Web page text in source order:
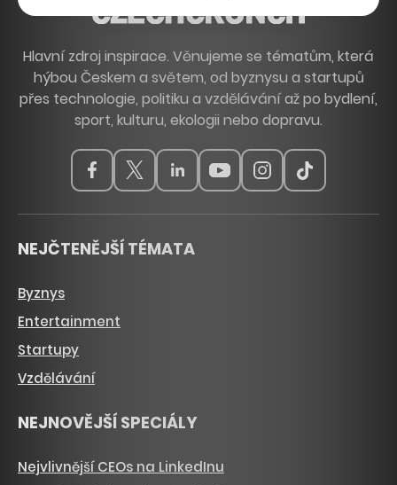
Hlavní zdroj inspirace. Věnujeme se tématům, která
hýbou Českem a světem, od byznysu a startupů
přes technologie, politiku a vzdělávání až po bydlení,
sport, kulturu, ekologii nebo dopravu.
NEJČTENĚJŠÍ TÉMATA
Byznys
Entertainment
Startupy
Vzdělávání
NEJNOVĚJŠÍ SPECIÁLY
Nejvlivnější CEOs na LinkedInu